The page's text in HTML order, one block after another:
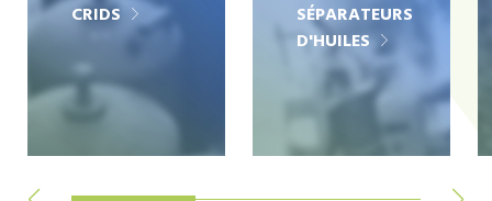
CRIDS
SÉPARATEURS
D'HUILES